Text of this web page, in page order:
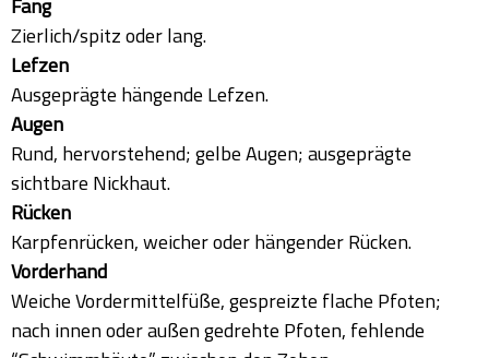
Fang
Zierlich/spitz oder lang.
Lefzen
Ausgeprägte hängende Lefzen.
Augen
Rund, hervorstehend; gelbe Augen; ausgeprägte
sichtbare Nickhaut.
Rücken
Karpfenrücken, weicher oder hängender Rücken.
Vorderhand
Weiche Vordermittelfüße, gespreizte flache Pfoten;
nach innen oder außen gedrehte Pfoten, fehlende